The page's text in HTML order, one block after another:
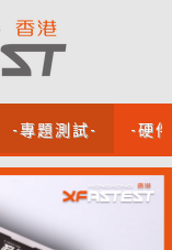
-專題測試- -硬